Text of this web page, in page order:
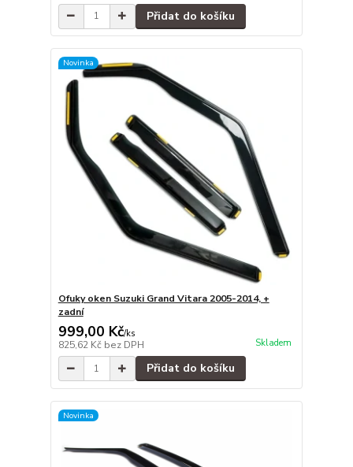
Přidat do košíku
Novinka
Ofuky oken Suzuki Grand Vitara 2005-2014, +
zadní
999,00 Kč/ks
825,62 Kč bez DPH Skladem
Přidat do košíku
Novinka